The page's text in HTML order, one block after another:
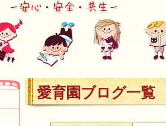
愛育園ブログ一覧